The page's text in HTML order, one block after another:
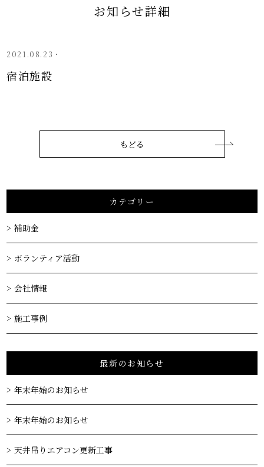
お知らせ詳細
2021.08.23・
宿泊施設
もどる
カテゴリー
補助金
ボランティア活動
会社情報
施工事例
最新のお知らせ
年末年始のお知らせ
年末年始のお知らせ
天井吊りエアコン更新工事